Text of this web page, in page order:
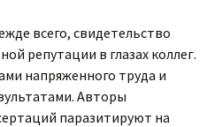
всего, свидетельство
репутации в глазах коллег.
напряженного труда и
Авторы
паразитируют на